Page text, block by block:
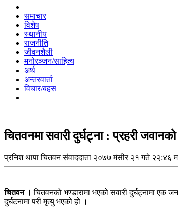
समाचार
विशेष
स्थानीय
राजनीति
जीवनशैली
मनोरञ्जन/साहित्य
अर्थ
अन्तरवार्ता
विचार/बहस
चितवनमा सवारी दुर्घट्ना : प्रहरी
प्रनिश थापा चितवन संवाददाता २०७७ मंसीर २१ गते २२:४६
चितवन । चितवनको भण्डारामा भएको सवारी दुर्घट्नामा एक
दुर्घटनामा परी मृत्यु भएको हो ।